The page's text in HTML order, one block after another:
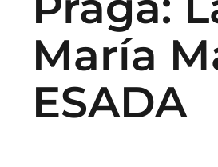
María
ESADA